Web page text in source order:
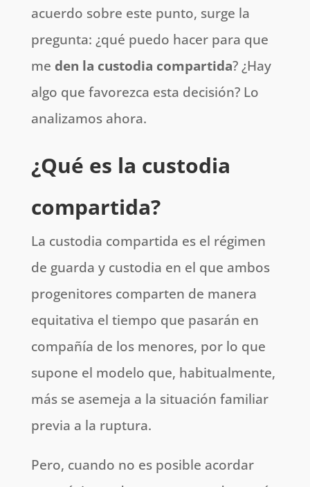
acuerdo sobre este punto, surge la
pregunta: ¿qué puedo hacer para que
me den la custodia compartida? ¿Hay
algo que favorezca esta decisión? Lo
analizamos ahora.
¿Qué es la custodia
compartida?
La custodia compartida es el régimen
de guarda y custodia en el que ambos
progenitores comparten de manera
equitativa el tiempo que pasarán en
compañía de los menores, por lo que
supone el modelo que, habitualmente,
más se asemeja a la situación familiar
previa a la ruptura.
Pero, cuando no es posible acordar